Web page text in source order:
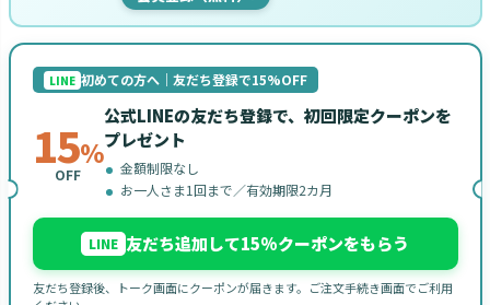
LINE 初めての方へ｜友だち登録で15%OFF
15%
OFF
公式LINEの友だち登録で、初回限定クーポンを
プレゼント
金額制限なし
お一人さま1回まで／有効期限2カ月
LINE 友だち追加して15%クーポンをもらう
友だち登録後、トーク画面にクーポンが届きます。ご注文手続き画面でご利用